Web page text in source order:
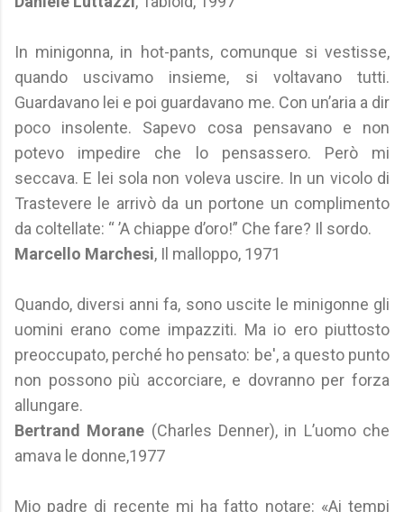
In minigonna, in hot-pants, comunque si vestisse,
quando uscivamo insieme, si voltavano tutti.
Guardavano lei e poi guardavano me. Con un’aria a dir
poco insolente. Sapevo cosa pensavano e non
potevo impedire che lo pensassero. Però mi
seccava. E lei sola non voleva uscire. In un vicolo di
Trastevere le arrivò da un portone un complimento
da coltellate: “ ’A chiappe d’oro!” Che fare? Il sordo.
Marcello Marchesi, Il malloppo, 1971
Quando, diversi anni fa, sono uscite le minigonne gli
uomini erano come impazziti. Ma io ero piuttosto
preoccupato, perché ho pensato: be', a questo punto
non possono più accorciare, e dovranno per forza
allungare.
Bertrand Morane (Charles Denner), in L’uomo che
amava le donne,1977
Mio padre di recente mi ha fatto notare: «Ai tempi